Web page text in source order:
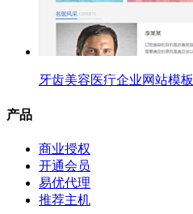
牙齿美容医疔企业网站模板
产品
商业授权
开通会员
易优代理
推荐主机